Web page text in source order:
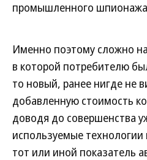
промышленного
Именно поэтому сложно
в которой потребителю
то новый, ранее нигде не
добавленную стоимость
доводя до совершенства
используемые
тот или иной показатель